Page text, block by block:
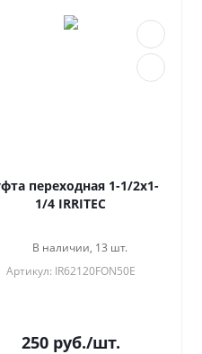
переходная 1-1/2x1-
1/4 IRRITEC
В наличии, 13 шт.
Артикул: IR62120FON50E
250руб./шт.